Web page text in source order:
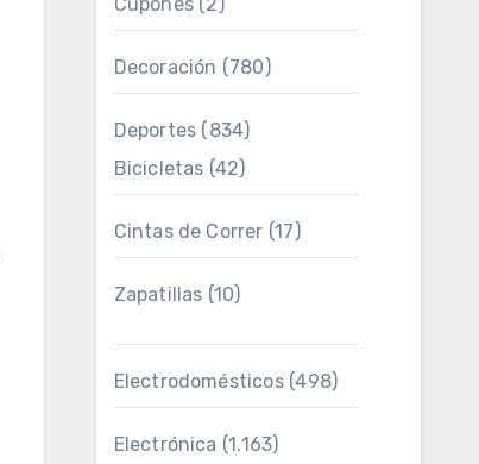
Decoración (780)
Deportes (834)
Bicicletas (42)
Cintas de Correr (17)
Zapatillas (10)
Electrodomésticos(498)
Electrónica (1.163)